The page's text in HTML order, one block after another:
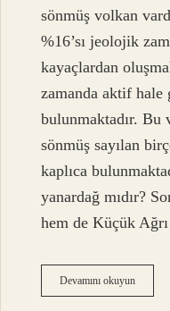
sönmüş volkan
%16’sı jeolojik
kayaçlardan
zamanda aktif
bulunmaktadır. Bu
sönmüş sayılan
kaplıca
yanardağ mıdır?
hem de Küçük
Devamını okuyunHasan
Dağı